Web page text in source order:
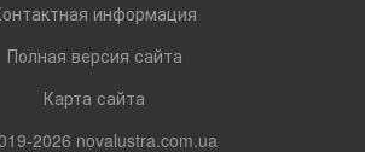
информация
Полная версия сайта
Карта сайта
2026 novalustra.com.ua